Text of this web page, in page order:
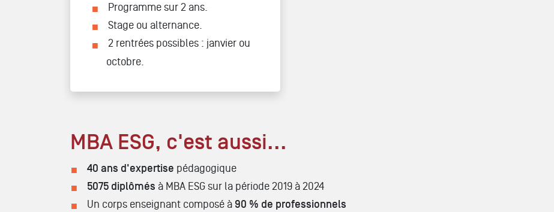
Programme sur 2 ans.
Stage ou alternance.
2 rentrées possibles : janvier ou
octobre.
MBA ESG, c'est aussi...
40 ans d'expertise pédagogique
5075 diplômés à MBA ESG sur la période 2019 à 2024
Un corps enseignant composé à 90 % de professionnels